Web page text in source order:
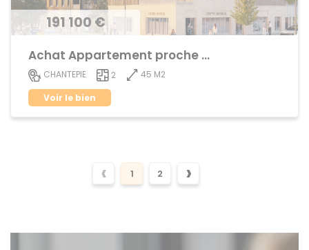
191 100 €
Achat Appartement proche centre ville
CHANTEPIE 2
45 M2
Voir le bien
‹ 1 2 ›